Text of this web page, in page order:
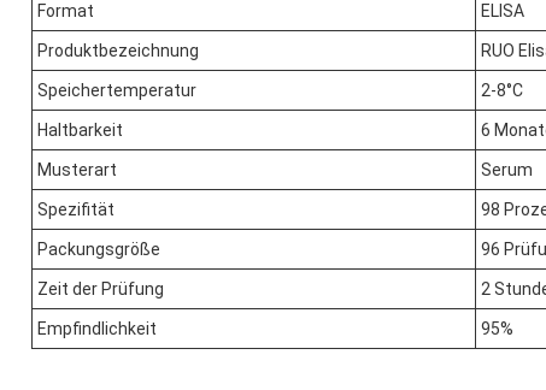
Format ELISA
Produktbezeichnung RUO
Speichertemperatur 2-8°C
Haltbarkeit 6
Musterart Serum
Spezifität 98
Packungsgröße 96
Zeit der Prüfung 2
Empfindlichkeit 95%